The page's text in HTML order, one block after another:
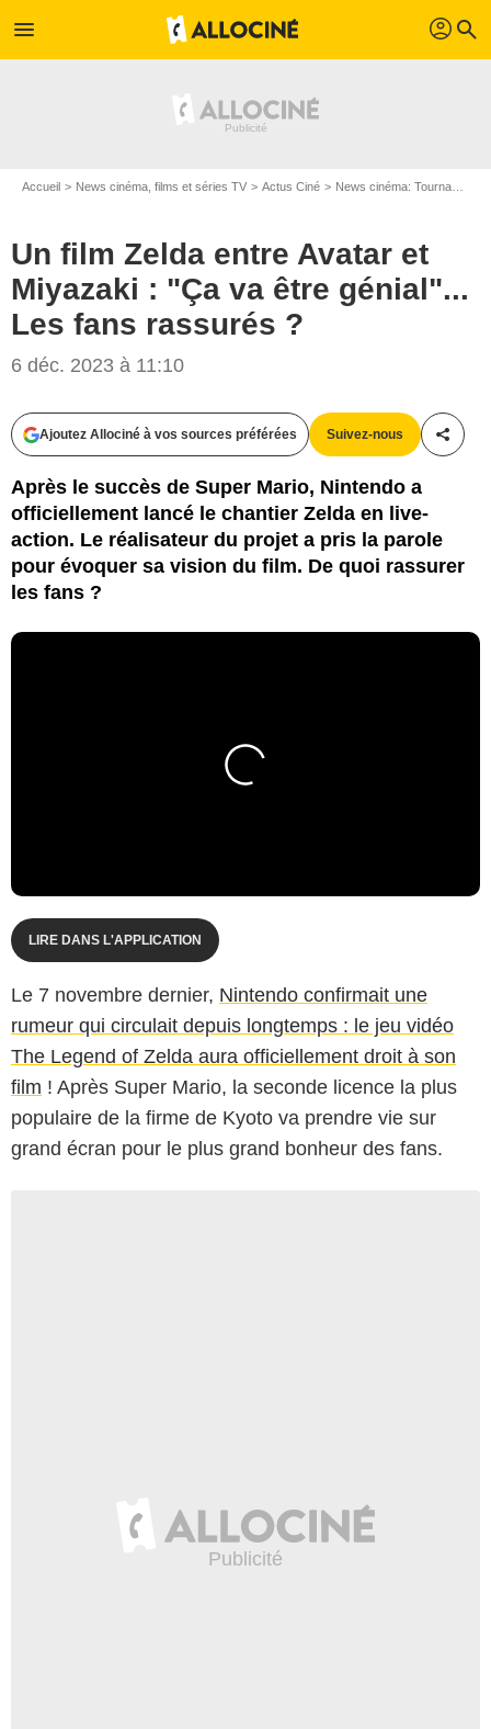
menu profil search
Accueil News cinéma, films et séries TV Actus Ciné News cinéma: Tournages
Un film Zelda entre Avatar et
Miyazaki : "Ça va être génial"...
Les fans rassurés ?
6 déc. 2023 à 11:10
Ajoutez Allociné à vos sources préférées Suivez-nous
Après le succès de Super Mario, Nintendo a
officiellement lancé le chantier Zelda en live-
action. Le réalisateur du projet a pris la parole
pour évoquer sa vision du film. De quoi rassurer
les fans ?
LIRE DANS L'APPLICATION
Le 7 novembre dernier, Nintendo confirmait une
rumeur qui circulait depuis longtemps : le jeu vidéo
The Legend of Zelda aura officiellement droit à son
film ! Après Super Mario, la seconde licence la plus
populaire de la firme de Kyoto va prendre vie sur
grand écran pour le plus grand bonheur des fans.